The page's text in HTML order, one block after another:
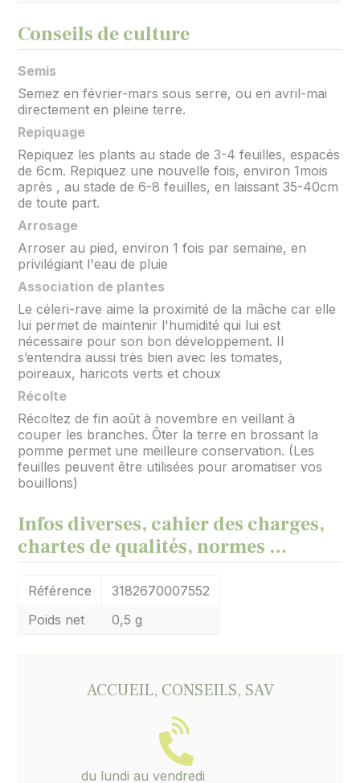
Conseils de culture
Semis
Semez en février-mars sous serre, ou en avril-mai
directement en pleine terre.
Repiquage
Repiquez les plants au stade de 3-4 feuilles, espacés
de 6cm. Repiquez une nouvelle fois, environ 1mois
après , au stade de 6-8 feuilles, en laissant 35-40cm
de toute part.
Arrosage
Arroser au pied, environ 1 fois par semaine, en
privilégiant l'eau de pluie
Association de plantes
Le céleri-rave aime la proximité de la mâche car elle
lui permet de maintenir l'humidité qui lui est
nécessaire pour son bon développement. Il
s’entendra aussi très bien avec les tomates,
poireaux, haricots verts et choux
Récolte
Récoltez de fin août à novembre en veillant à
couper les branches. Ôter la terre en brossant la
pomme permet une meilleure conservation. (Les
feuilles peuvent être utilisées pour aromatiser vos
bouillons)
Infos diverses, cahier des charges,
chartes de qualités, normes …
Référence
3182670007552
Poids net
0,5 g
ACCUEIL, CONSEILS, SAV
du lundi au vendredi